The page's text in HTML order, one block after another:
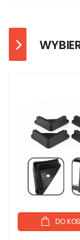
DO